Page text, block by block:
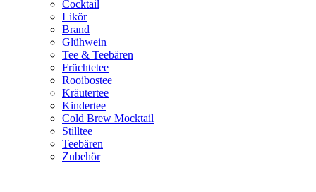
Cocktail
Likör
Brand
Glühwein
Tee & Teebären
Früchtetee
Rooibostee
Kräutertee
Kindertee
Cold Brew Mocktail
Stilltee
Teebären
Zubehör